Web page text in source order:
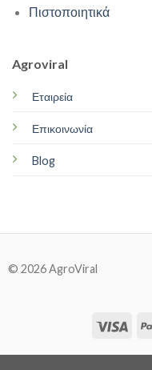
Πιστοποιητικά
Agroviral
Εταιρεία
Επικοινωνία
Blog
© 2026 AgroViral